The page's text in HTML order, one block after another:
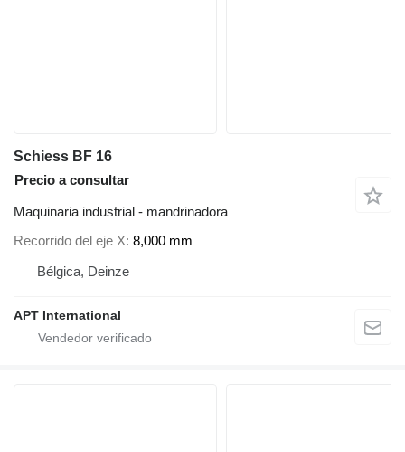
Schiess BF 16
Precio a consultar
Maquinaria industrial - mandrinadora
Recorrido del eje X 8,000 mm
Bélgica, Deinze
APT International